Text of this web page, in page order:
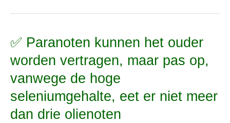
✅ Paranoten kunnen het ouder
worden vertragen, maar pas op,
vanwege de hoge
seleniumgehalte, eet er niet meer
dan drie olienoten
✅
kunnen
het
ouder
worden
vertragen,